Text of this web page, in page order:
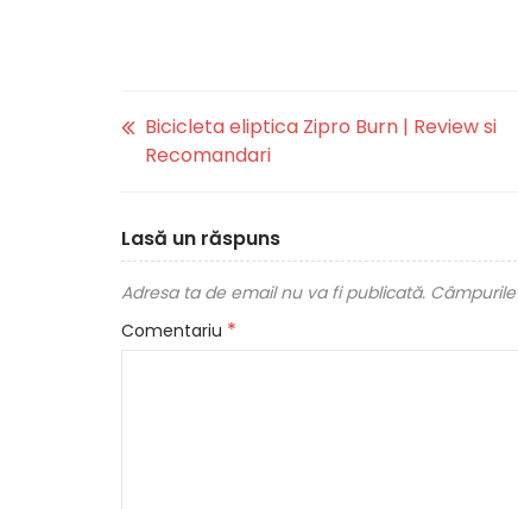
Bicicleta eliptica Zipro Burn | Review si
Recomandari
Lasă un răspuns
Adresa ta de email nu va fi publicată.
Comentariu *